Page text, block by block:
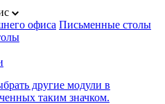
офиса Письменные столы
другие модули в
таким значком.